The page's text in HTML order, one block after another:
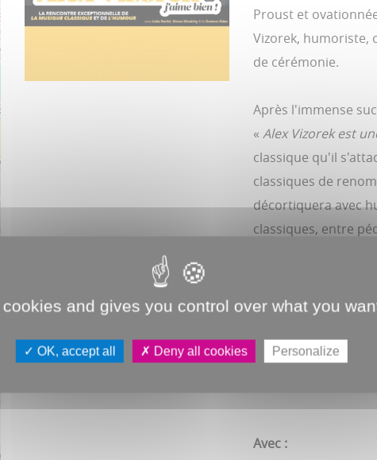
Proust et
Vizorek, humoriste,
de cérémonie.
Après l'immense
«Alex Vizorek est
classique qu'il
classiques de
décortiquera avec
classiques, entre
Grâce à lui, grâce
Un moment
magnifique
Avec :
and gives you control over what you
OK, accept all Deny all cookies Personalize